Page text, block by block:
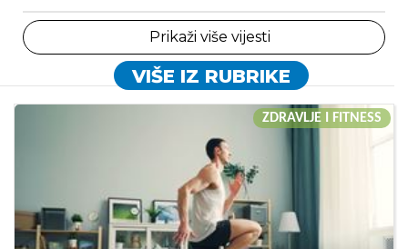
Prikaži više vijesti
VIŠE IZ RUBRIKE
ZDRAVLJE I FITNESS